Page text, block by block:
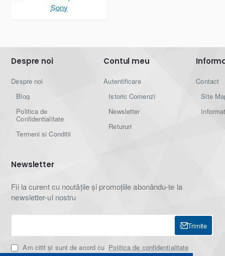
Sony
Despre noi
Despre noi
Blog
Politica de
Confidentialitate
Termeni si Conditii
Contul meu
Autentificare
Istoric Comenzi
Newsletter
Retururi
Contact
Site
Newsletter
Fii la curent cu noutățile și promoțiile abonându-te la
newsletter-ul nostru
Trimite
Am citit şi sunt de acord cu Politica de confidentialitate